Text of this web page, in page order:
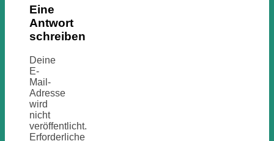
Eine
Antwort
schreiben
Deine
E-
Mail-
Adresse
wird
nicht
veröffentlicht.
Erforderliche